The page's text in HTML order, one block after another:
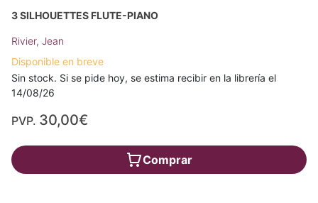
3 SILHOUETTES FLUTE-PIANO
Rivier, Jean
Disponible en breve
Sin stock. Si se pide hoy, se estima recibir en la librería el
14/08/26
PVP. 30,00€
Comprar